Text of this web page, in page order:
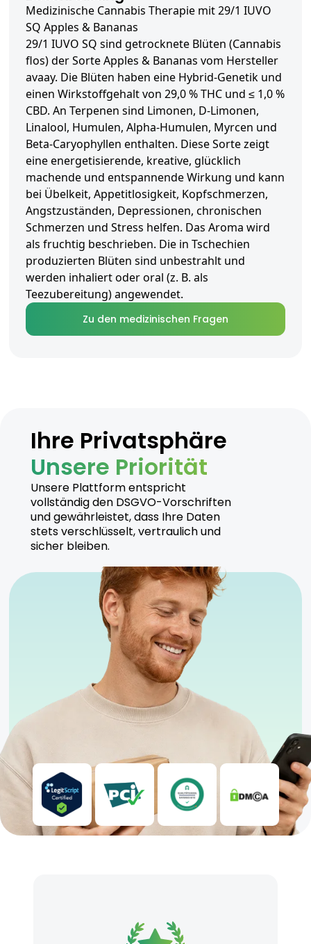
Medizinische Cannabis Therapie mit 29/1 IUVO
SQ Apples & Bananas
29/1 IUVO SQ sind getrocknete Blüten (Cannabis
flos) der Sorte Apples & Bananas vom Hersteller
avaay. Die Blüten haben eine Hybrid-Genetik und
einen Wirkstoffgehalt von 29,0 % THC und ≤ 1,0 %
CBD. An Terpenen sind Limonen, D-Limonen,
Linalool, Humulen, Alpha-Humulen, Myrcen und
Beta-Caryophyllen enthalten. Diese Sorte zeigt
eine energetisierende, kreative, glücklich
machende und entspannende Wirkung und kann
bei Übelkeit, Appetitlosigkeit, Kopfschmerzen,
Angstzuständen, Depressionen, chronischen
Schmerzen und Stress helfen. Das Aroma wird
als fruchtig beschrieben. Die in Tschechien
produzierten Blüten sind unbestrahlt und
werden inhaliert oder oral (z. B. als
Teezubereitung) angewendet.
Zu den medizinischen Fragen
Ihre Privatsphäre
Unsere Priorität
Unsere Plattform entspricht
vollständig den DSGVO-Vorschriften
und gewährleistet, dass Ihre Daten
stets verschlüsselt, vertraulich und
sicher bleiben.